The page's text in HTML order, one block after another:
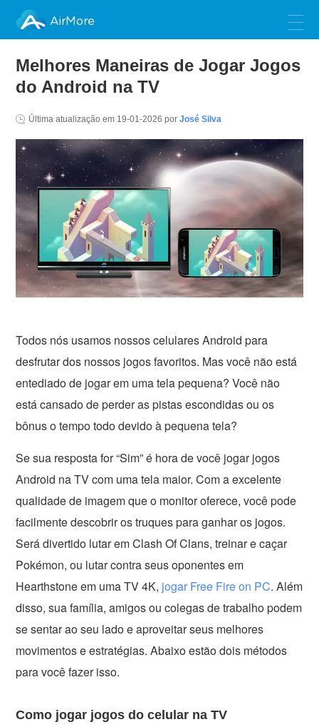
AirMore
Melhores Maneiras de Jogar Jogos
do Android na TV
Última atualização em 19-01-2026 porJosé Silva
Todos nós usamos nossos celulares Android para
desfrutar dos nossos jogos favoritos. Mas você não está
entediado de jogar em uma tela pequena? Você não
está cansado de perder as pistas escondidas ou os
bônus o tempo todo devido à pequena tela?
Se sua resposta for “Sim” é hora de você jogar jogos
Android na TV com uma tela maior. Com a excelente
qualidade de imagem que o monitor oferece, você pode
facilmente descobrir os truques para ganhar os jogos.
Será divertido lutar em Clash Of Clans, treinar e caçar
Pokémon, ou lutar contra seus oponentes em
Hearthstone em uma TV 4K, jogar Free Fire on PC. Além
disso, sua família, amigos ou colegas de trabalho podem
se sentar ao seu lado e aproveitar seus melhores
movimentos e estratégias. Abaixo estão dois métodos
para você fazer isso.
Como jogar jogos do celular na TV